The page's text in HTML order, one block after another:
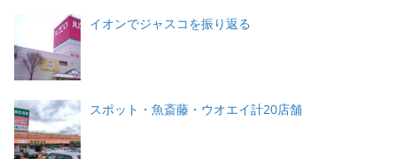
イオンでジャスコを振り返る
スポット・魚斎藤・ウオエイ計20店舗